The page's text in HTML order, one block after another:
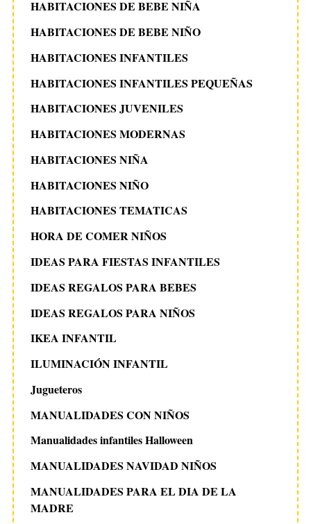
HABITACIONES DE BEBE NIÑA
HABITACIONES DE BEBE NIÑO
HABITACIONES INFANTILES
HABITACIONES INFANTILES PEQUEÑAS
HABITACIONES JUVENILES
HABITACIONES MODERNAS
HABITACIONES NIÑA
HABITACIONES NIÑO
HABITACIONES TEMATICAS
HORA DE COMER NIÑOS
IDEAS PARA FIESTAS INFANTILES
IDEAS REGALOS PARA BEBES
IDEAS REGALOS PARA NIÑOS
IKEA INFANTIL
ILUMINACIÓN INFANTIL
Jugueteros
MANUALIDADES CON NIÑOS
Manualidades infantiles Halloween
MANUALIDADES NAVIDAD NIÑOS
MANUALIDADES PARA EL DIA DE LA
MADRE